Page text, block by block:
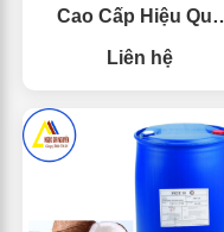
Cao Cấp Hiệu Quả
Trên Nền Xi Măng,
Gạch, Trần Tường
Liên hệ